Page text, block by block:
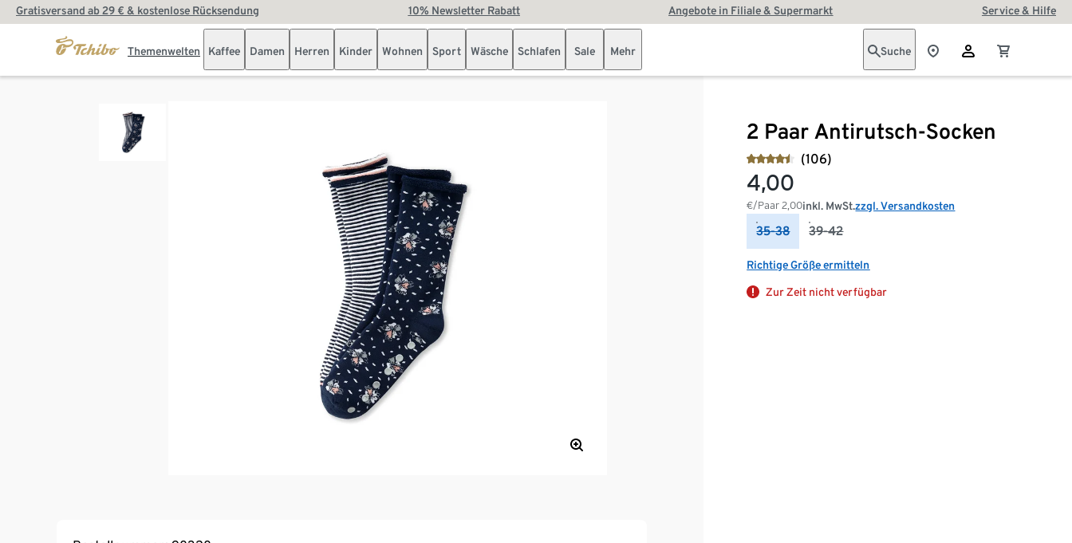
Gratisversand ab 29 € & kostenlose Rücksendung 10% Newsletter Rabatt Angebote in Filiale & Supermarkt Service & Hilfe
Themenwelten Kaffee Damen Herren Kinder Wohnen Sport Wäsche Schlafen Sale Mehr Suche
2 Paar Antirutsch-Socken
(106)
4,00
€/Paar2,00inkl. MwSt.zzgl. Versandkosten
35-38 39-42
Richtige Größe ermitteln
Zur Zeit nicht verfügbar